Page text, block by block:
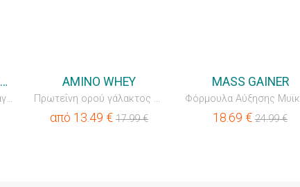
Marine Pure Collagen Liquid
100% Πόσιμο Υγρό Κολλαγόνο – 100% Hydrolyzed Collagen Liquid
AMINO WHEY
Πρωτεΐνη ορού γάλακτος + Αμινοξέα
από 13.49 € 17.99€
MASS GAINER
18.69 € 24.99€